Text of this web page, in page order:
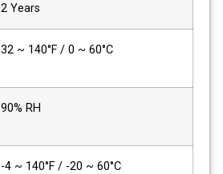
2 Years
32 ~ 140°F / 0 ~ 60°C
90% RH
-4 ~ 140°F / -20 ~ 60°C